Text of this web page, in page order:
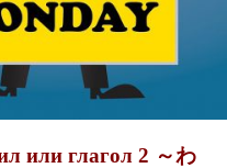
или глагол 2 ～わ